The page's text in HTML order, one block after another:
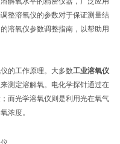
整溶氧仪的参数对于保证测量结
溶氧仪参数调整指南，以帮助用
的工作原理。大多数工业溶氧仪
测定溶解氧。电化学探针通过在
而光学溶氧仪则是利用光在氧气
浓度。